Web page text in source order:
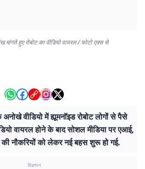
मांगते हुए रोबोट का वीडियो वायरल / फोटो एक्स से
वीडियो में ह्यूमनॉइड रोबोट लोगों से पैसे
वायरल होने के बाद सोशल मीडिया पर एआई,
की नौकरियों को लेकर नई बहस शुरू हो गई.
विज्ञापन